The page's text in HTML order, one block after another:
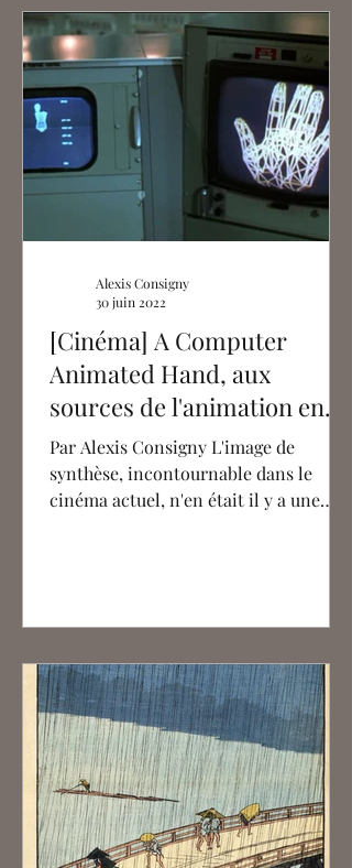
[Cinéma] A Computer
Animated Hand, aux
sources de l'animation en
images de synthèse
Par Alexis Consigny L'image de
synthèse, incontournable dans le
cinéma actuel, n'en était il y a une
Alexis Consigny
30 juin 2022